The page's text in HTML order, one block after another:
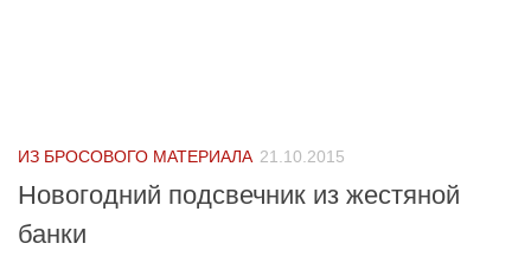
ИЗ БРОСОВОГО МАТЕРИАЛА 21.10.2015
Новогодний подсвечник из жестяной
банки